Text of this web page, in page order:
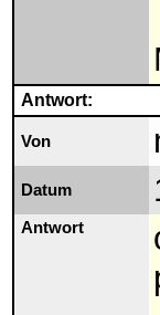
Antwort:
Von
Datum
Antwort